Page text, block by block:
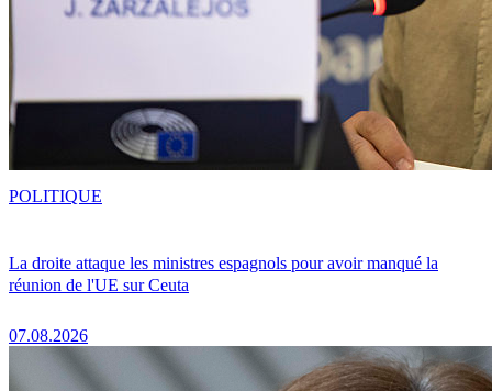
La droite attaque les ministres espagnols pour avoir manqué la
réunion de l'UE sur Ceuta
07.08.2026
POLITIQUE